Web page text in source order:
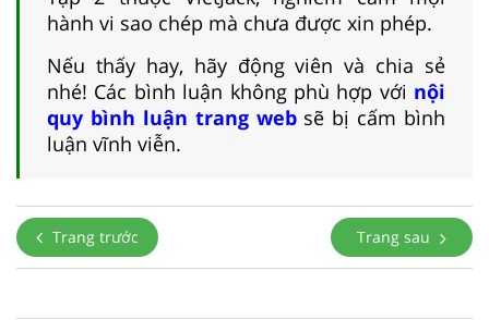
hành vi sao chép mà chưa được xin phép.
Nếu thấy hay, hãy động viên và chia sẻ
nhé! Các bình luận không phù hợp với nội
quy bình luận trang websẽ bị cấm bình
luận vĩnh viễn.
Trang trước Trang sau